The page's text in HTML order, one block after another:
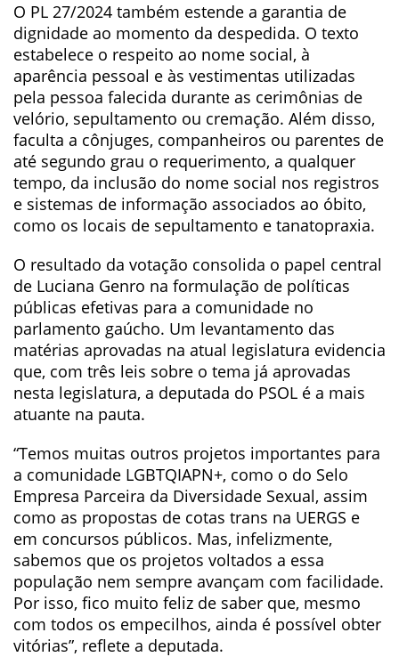
O PL 27/2024 também estende a garantia de
dignidade ao momento da despedida. O texto
estabelece o respeito ao nome social, à
aparência pessoal e às vestimentas utilizadas
pela pessoa falecida durante as cerimônias de
velório, sepultamento ou cremação. Além disso,
faculta a cônjuges, companheiros ou parentes de
até segundo grau o requerimento, a qualquer
tempo, da inclusão do nome social nos registros
e sistemas de informação associados ao óbito,
como os locais de sepultamento e tanatopraxia.
O resultado da votação consolida o papel central
de Luciana Genro na formulação de políticas
públicas efetivas para a comunidade no
parlamento gaúcho. Um levantamento das
matérias aprovadas na atual legislatura evidencia
que, com três leis sobre o tema já aprovadas
nesta legislatura, a deputada do PSOL é a mais
atuante na pauta.
“Temos muitas outros projetos importantes para
a comunidade LGBTQIAPN+, como o do Selo
Empresa Parceira da Diversidade Sexual, assim
como as propostas de cotas trans na UERGS e
em concursos públicos. Mas, infelizmente,
sabemos que os projetos voltados a essa
população nem sempre avançam com facilidade.
Por isso, fico muito feliz de saber que, mesmo
com todos os empecilhos, ainda é possível obter
vitórias”, reflete a deputada.